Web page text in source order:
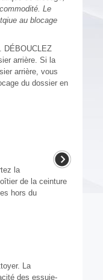
Le
au blocage
DÉBOUCLEZ
arrière. Si la
arrière, vous
du dossier en
la
de la ceinture
hors du
La
des essuie-